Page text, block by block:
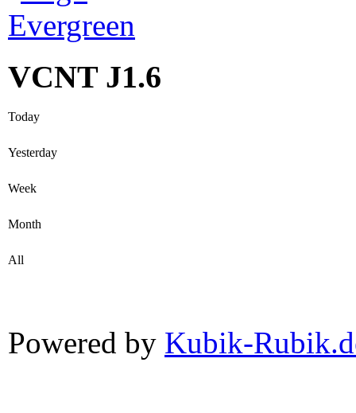
VCNT J1.6
Today
Yesterday
Week
Month
All
Powered by Kubik-